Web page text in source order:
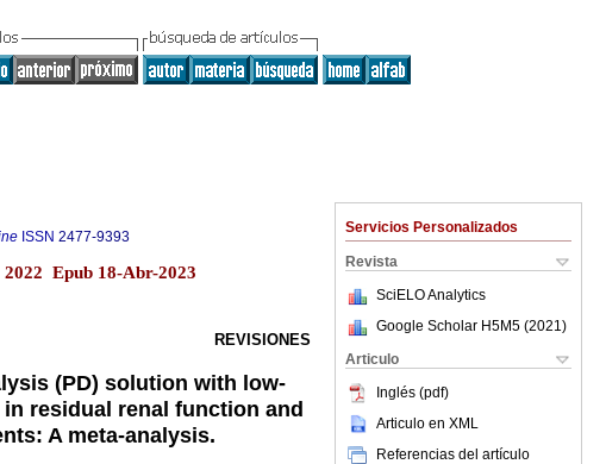
Servicios Personalizados
Revista
SciELO Analytics
Google Scholar H5M5 (2021 )
Articulo
Inglés (pdf)
Articulo en XML
Referencias del artículo
ISSN 2477-9393
Epub 18-Abr-2023
REVISIONES
(PD) solution with low-
residual renal function and
A meta-analysis.